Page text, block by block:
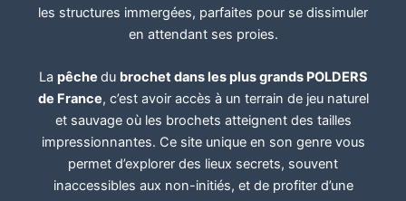
les structures immergées, parfaites pour se dissimuler
en attendant ses proies.
La pêche du brochet dans les plus grands POLDERS
de France, c’est avoir accès à un terrain de jeu naturel
et sauvage où les brochets atteignent des tailles
impressionnantes. Ce site unique en son genre vous
permet d’explorer des lieux secrets, souvent
inaccessibles aux non-initiés, et de profiter d’une